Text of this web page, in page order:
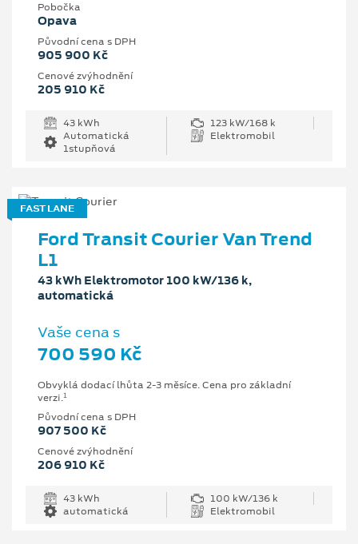
Pobočka
Opava
Původní cena s DPH
905 900 Kč
Cenové zvýhodnění
205 910 Kč
43 kWh
123 kW/168 k
Automatická
1stupňová
Elektromobil
FAST LANE
Ford Transit Courier Van Trend
L1
43 kWh Elektromotor 100 kW/136 k,
automatická
Vaše cena s
700 590 Kč
Obvyklá dodací lhůta 2-3 měsíce. Cena pro základní
verzi.1
Původní cena s DPH
907 500 Kč
Cenové zvýhodnění
206 910 Kč
43 kWh
100 kW/136 k
automatická
Elektromobil